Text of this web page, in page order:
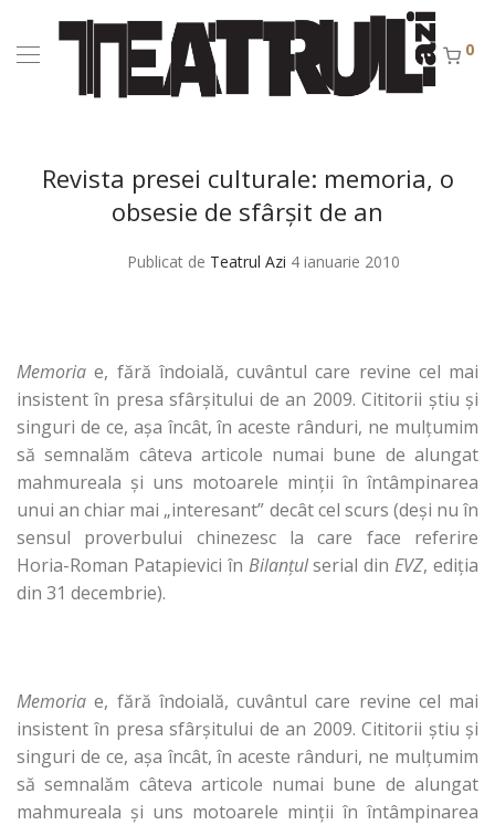
0
Revista presei culturale: memoria, o
obsesie de sfârşit de an
Publicat de Teatrul Azi 4 ianuarie 2010
Memoria e, fără îndoială, cuvântul care revine cel mai
insistent în presa sfârşitului de an 2009. Cititorii ştiu şi
singuri de ce, aşa încât, în aceste rânduri, ne mulţumim
să semnalăm câteva articole numai bune de alungat
mahmureala şi uns motoarele minţii în întâmpinarea
unui an chiar mai „interesant” decât cel scurs (deşi nu în
sensul proverbului chinezesc la care face referire
Horia-Roman Patapievici în Bilanţulserial dinEVZ, ediţia
din 31 decembrie).
Memoria e, fără îndoială, cuvântul care revine cel mai
insistent în presa sfârşitului de an 2009. Cititorii ştiu şi
singuri de ce, aşa încât, în aceste rânduri, ne mulţumim
să semnalăm câteva articole numai bune de alungat
mahmureala şi uns motoarele minţii în întâmpinarea